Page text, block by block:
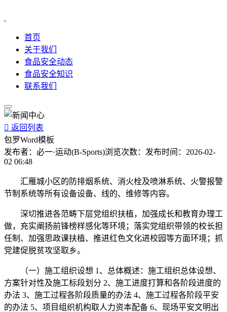
首页
关于我们
食品安全动态
食品安全知识
联系我们
 返回列表
包罗Word模板
发布者： 必一·运动(B-Sports)浏览次数： 发布时间： 2026-02-
02 06:48
汇雁城小区的防排烟系统、消火栓及喷淋系统、火警报警
节制系统等所有设备设备、线的、维修等内容。
深切推进各范畴下层党组织扶植，加强成长和教育办理工
做，充实阐扬前锋榜样感化等环境；落实党组织带领的校长担
任制、加强思政课扶植、推进红色文化进校园等方面环境；抓
党建促脱贫攻坚取乡。
（一）施工组织设想 1、总体概述：施工组织总体设想、
方案针对性及施工标段划分 2、施工进度打算和各阶段进度的
办法 3、施工过程各阶段质量的办法 4、施工过程各阶段平安
的办法 5、项目组织机构取人力资本配备 6、现场平安文明出